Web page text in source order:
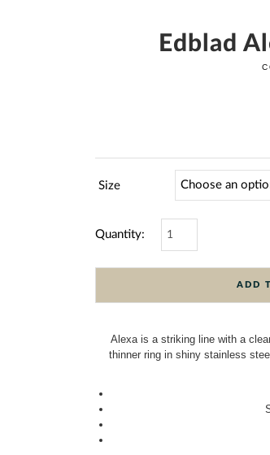
Edblad
Size
Quantity:
ADD
Alexa is a striking line with a
thinner ring in shiny stainless